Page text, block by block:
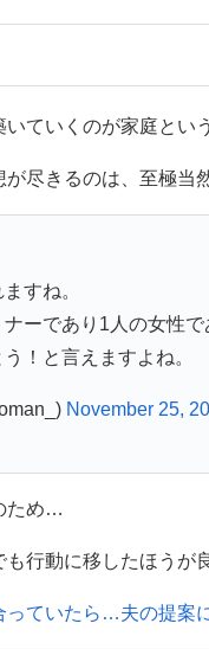
ていくのが家庭とい
尽きるのは、至極当
すね。
ーであり1人の女性で
！と言えますよね。
November 25,
ため…
行動に移したほうが
っていたら…夫の提案